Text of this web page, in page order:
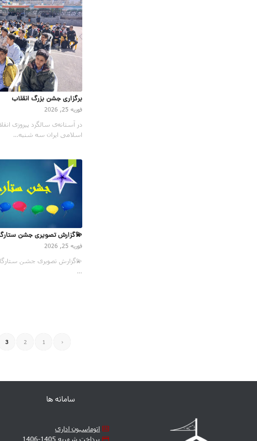
برگزاری جشن بزرگ انقلاب
فوریه 25, 2026
در آستانه‌ی سالگرد پیروزی
اسلامی ایران سه شنبه…
💫گزارش تصویری جشن ستارگان (11 /11
فوریه 25, 2026
…
‹
1
2
3
سامانه ها
اتوماسیون اداری
پرداخت شهریه 1405-1406